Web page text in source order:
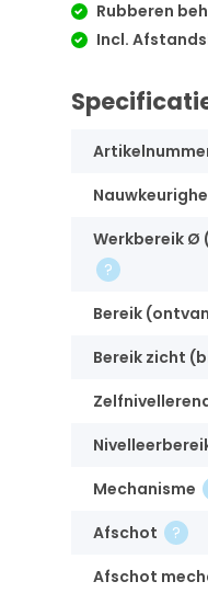
Rubberen
Incl.
Werkbereik Ø
Bereik
Bereik zicht
Mechanisme
Afschot
Afschot